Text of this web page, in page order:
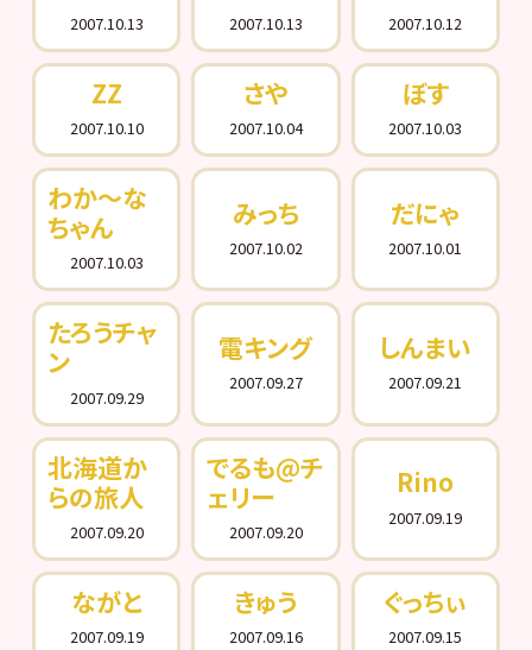
2007.10.13 2007.10.13 2007.10.12
ZZ
2007.10.10
さや
2007.10.04
ぼす
2007.10.03
わか～な
ちゃん
2007.10.03
みっち
2007.10.02
だにゃ
2007.10.01
たろうチャ
ン
2007.09.29
電キング
2007.09.27
しんまい
2007.09.21
北海道か
らの旅人
2007.09.20
でるも@チ
ェリー
2007.09.20
Rino
2007.09.19
ながと
2007.09.19
きゅう
2007.09.16
ぐっちぃ
2007.09.15